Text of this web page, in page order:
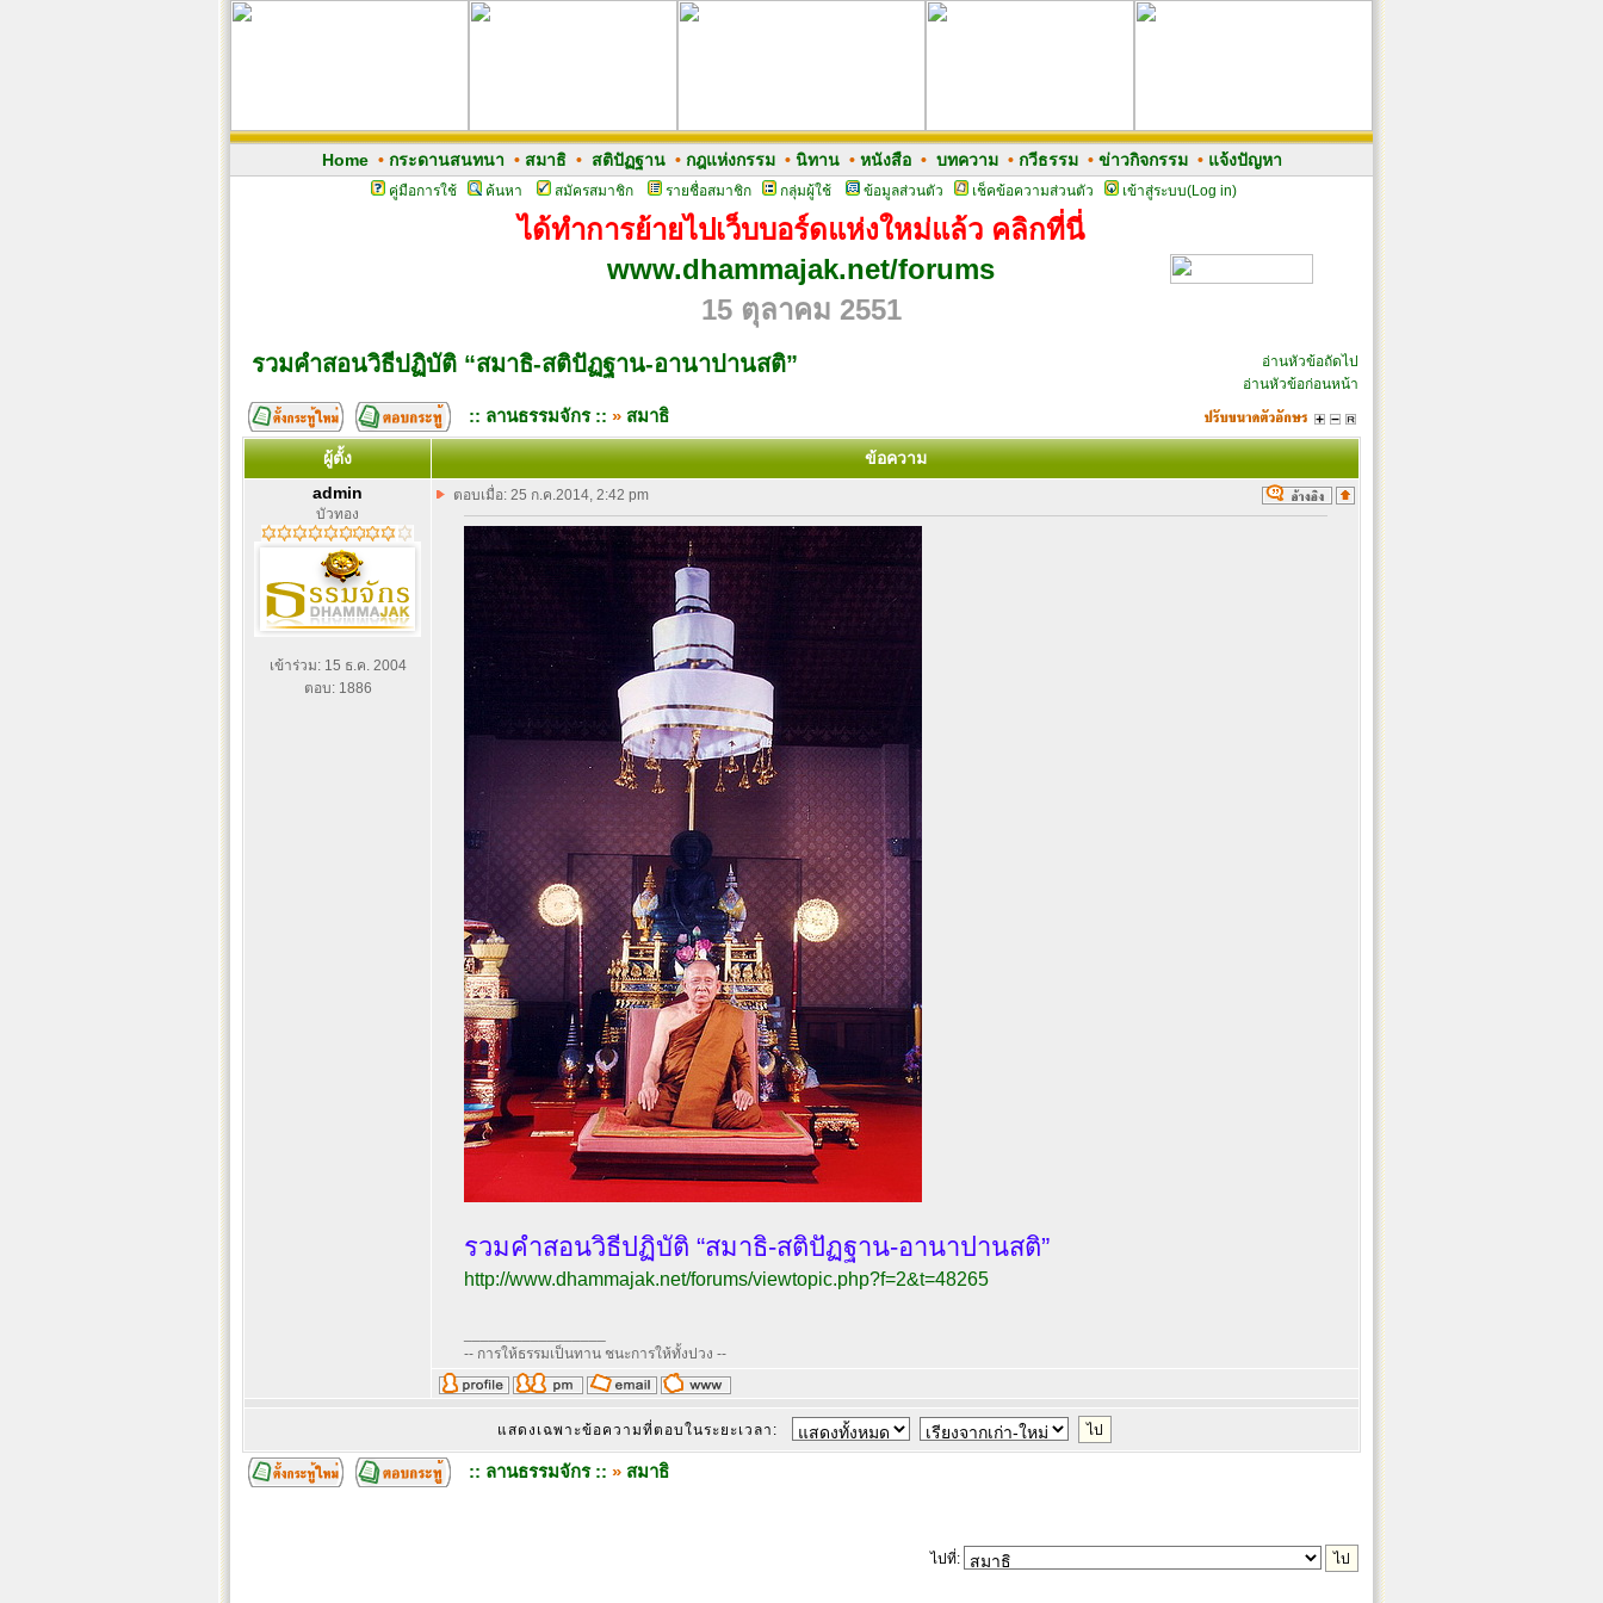
Home• กระดานสนทนา • สมาธิ• สติปัฏฐาน• กฎแห่งกรรม• นิทาน• หนังสือ• บทความ• กวีธรรม• ข่าวกิจกรรม• แจ้งปัญหา
คู่มือการใช้ ค้นหา สมัครสมาชิก รายชื่อสมาชิก กลุ่มผู้ใช้ ข้อมูลส่วนตัว เช็คข้อความส่วนตัว เข้าสู่ระบบ(Log in)
ได้ทำการย้ายไปเว็บบอร์ดแห่งใหม่แล้ว คลิกที่นี่
www.dhammajak.net/forums
15 ตุลาคม 2551
รวมคำสอนวิธีปฏิบัติ “สมาธิ-สติปัฏฐาน-อานาปานสติ”
อ่านหัวข้อถัดไป
อ่านหัวข้อก่อนหน้า
:: ลานธรรมจักร :: » สมาธิ
ผู้ตั้ง
ข้อความ
admin
บัวทอง
เข้าร่วม: 15 ธ.ค. 2004
ตอบ: 1886
ตอบเมื่อ: 25 ก.ค.2014, 2:42 pm
รวมคำสอนวิธีปฏิบัติ “สมาธิ-สติปัฏฐาน-อานาปานสติ”‏
http://www.dhammajak.net/forums/viewtopic.php?f=2&t=48265
-- การให้ธรรมเป็นทาน ชนะการให้ทั้งปวง --
แสดงเฉพาะข้อความที่ตอบในระยะเวลา:
:: ลานธรรมจักร :: » สมาธิ
ไปที่: